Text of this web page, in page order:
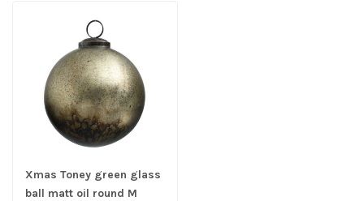
Xmas Toney green glass
ball matt oil round M